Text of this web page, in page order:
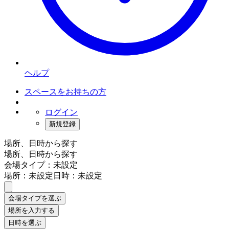
ヘルプ
スペースをお持ちの方
ログイン
新規登録
場所、日時から探す
場所、日時から探す
会場タイプ：未設定
場所：未設定日時：未設定
会場タイプを選ぶ
場所を入力する
日時を選ぶ